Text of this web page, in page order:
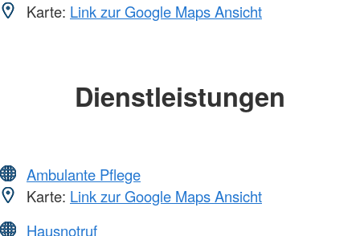
Karte: Link zur Google Maps Ansicht
Dienstleistungen
Ambulante Pflege
Karte: Link zur Google Maps Ansicht
Hausnotruf